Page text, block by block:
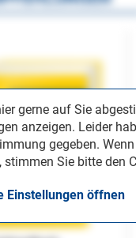
gerne auf Sie
anzeigen. Leider
gegeben.
stimmen Sie bitte den
Einstellungen öffnen